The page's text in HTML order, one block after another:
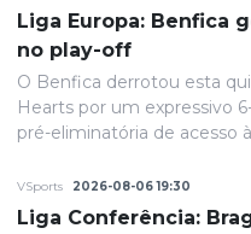
Liga Europa: Benfica
no play-off
O Benfica derrotou esta
Hearts por um expressivo
pré-eliminatória de acesso
VSports 2026-08-06 19:30
Liga Conferência: